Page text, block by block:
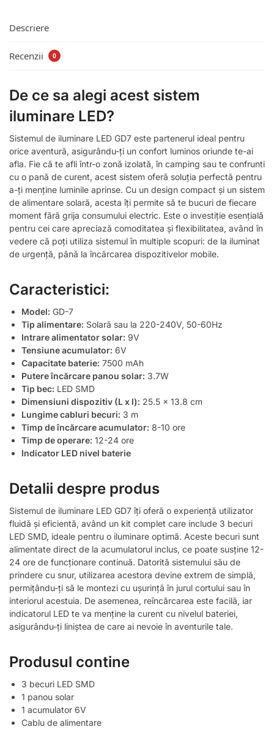
Descriere
Recenzii 0
De ce sa alegi acest sistem
iluminare LED?
Sistemul de iluminare LED GD7 este partenerul ideal pentru
orice aventură, asigurându-ți un confort luminos oriunde te-ai
afla. Fie că te afli într-o zonă izolată, în camping sau te confrunti
cu o pană de curent, acest sistem oferă soluția perfectă pentru
a-ți menține luminile aprinse. Cu un design compact și un sistem
de alimentare solară, acesta îți permite să te bucuri de fiecare
moment fără grija consumului electric. Este o investiție esențială
pentru cei care apreciază comoditatea și flexibilitatea, având în
vedere că poți utiliza sistemul în multiple scopuri: de la iluminat
de urgență, până la încărcarea dispozitivelor mobile.
Caracteristici:
Model: GD-7
Tip alimentare: Solară sau la 220-240V, 50-60Hz
Intrare alimentator solar: 9V
Tensiune acumulator: 6V
Capacitate baterie: 7500 mAh
Putere încărcare panou solar: 3.7W
Tip bec: LED SMD
Dimensiuni dispozitiv (L x l): 25.5 x 13.8 cm
Lungime cabluri becuri: 3 m
Timp de încărcare acumulator: 8-10 ore
Timp de operare: 12-24 ore
Indicator LED nivel baterie
Detalii despre produs
Sistemul de iluminare LED GD7 îți oferă o experiență utilizator
fluidă și eficientă, având un kit complet care include 3 becuri
LED SMD, ideale pentru o iluminare optimă. Aceste becuri sunt
alimentate direct de la acumulatorul inclus, ce poate susține 12-
24 ore de funcționare continuă. Datorită sistemului său de
prindere cu snur, utilizarea acestora devine extrem de simplă,
permițându-ți să le montezi cu ușurință în jurul cortului sau în
interiorul acestuia. De asemenea, reîncărcarea este facilă, iar
indicatorul LED te va menține la curent cu nivelul bateriei,
asigurându-ți liniștea de care ai nevoie în aventurile tale.
Produsul contine
3 becuri LED SMD
1 panou solar
1 acumulator 6V
Cablu de alimentare